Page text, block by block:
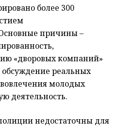
более 300
причины –
«дворовых компаний»
реальных
молодых
деятельность.
недостаточны для